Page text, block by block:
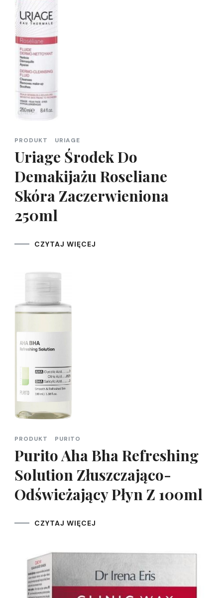
PRODUKT URIAGE
Uriage Środek Do
Demakijażu Roseliane
Skóra Zaczerwieniona
250ml
CZYTAJ WIĘCEJ
PRODUKT PURITO
Purito Aha Bha Refreshing
Solution Złuszczająco-
Odświeżający Płyn Z 100ml
CZYTAJ WIĘCEJ